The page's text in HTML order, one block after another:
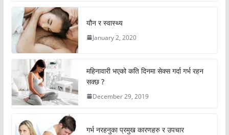
यौन र स्वास्थ्य
January 2, 2020
महिनावारी भएको कति दिनमा सेक्स गर्दा गर्भ रहन
सक्छ ?
December 29, 2019
गर्भ नरहनुका प्रमुख कारणहरु र उपचार